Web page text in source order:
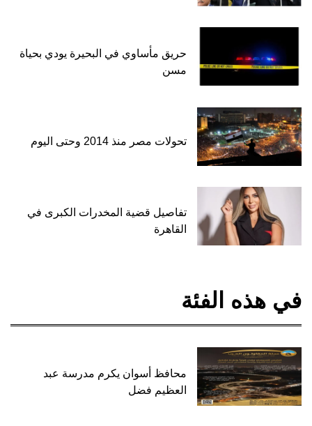
حريق مأساوي في البحيرة يودي بحياة
مسن
تحولات مصر منذ 2014 وحتى اليوم
تفاصيل قضية المخدرات الكبرى في
القاهرة
في هذه الفئة
محافظ أسوان يكرم مدرسة عبد
العظيم فضل